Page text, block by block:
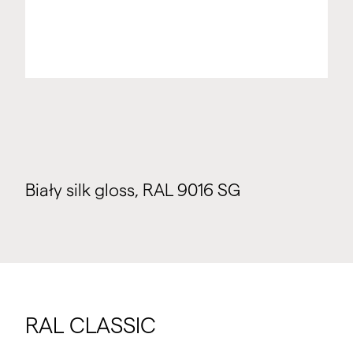
Biały silk gloss, RAL 9016 SG
RAL CLASSIC